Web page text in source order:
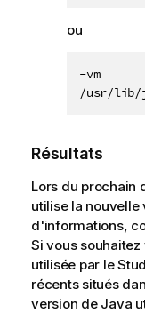
ou
-vm
/usr/lib/
Résultats
Lors du prochain
utilise la nouvelle
d'informations,
Si vous
utilisée par le
récents situés
version de Java